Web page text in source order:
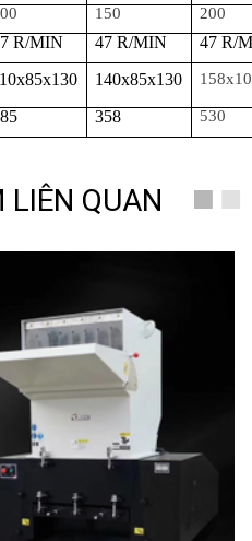
150 200
R/MIN 47 R/MIN 47 R/
140x85x130
358 530
QUAN